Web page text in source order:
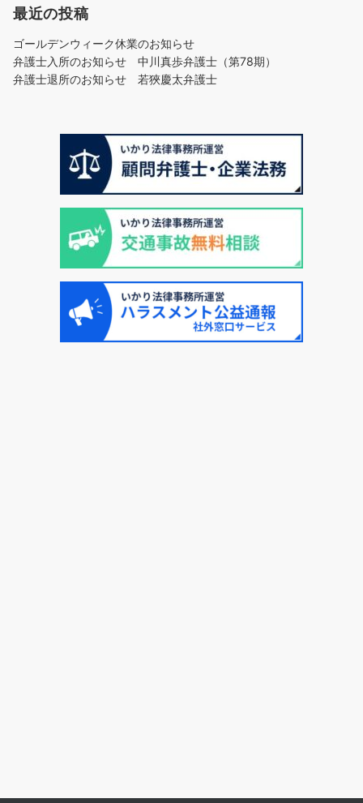
最近の投稿
ゴールデンウィーク休業のお知らせ
弁護士入所のお知らせ 中川真歩弁護士（第78期）
弁護士退所のお知らせ 若狹慶太弁護士